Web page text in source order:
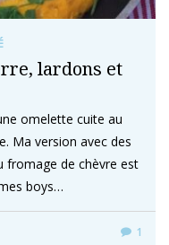
lardons et
omelette cuite au
Ma version avec des
fromage de chèvre est
boys…
1